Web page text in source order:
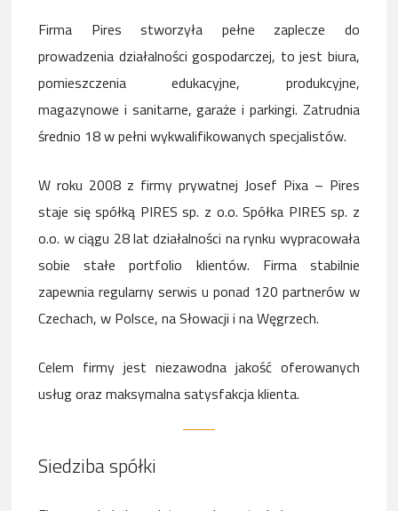
Firma Pires stworzyła pełne zaplecze do
prowadzenia działalności gospodarczej, to jest biura,
pomieszczenia edukacyjne, produkcyjne,
magazynowe i sanitarne, garaże i parkingi. Zatrudnia
średnio 18 w pełni wykwalifikowanych specjalistów.
W roku 2008 z firmy prywatnej Josef Pixa – Pires
staje się spółką PIRES sp. z o.o. Spółka PIRES sp. z
o.o. w ciągu 28 lat działalności na rynku wypracowała
sobie stałe portfolio klientów. Firma stabilnie
zapewnia regularny serwis u ponad 120 partnerów w
Czechach, w Polsce, na Słowacji i na Węgrzech.
Celem firmy jest niezawodna jakość oferowanych
usług oraz maksymalna satysfakcja klienta.
Siedziba spółki